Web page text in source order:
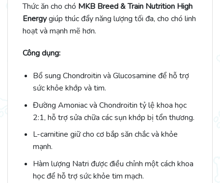
Thức ăn cho chó MKB Breed & Train Nutrition High
Energygiúp thúc đẩy năng lượng tối đa, cho chó linh
hoạt và mạnh mẽ hơn.
Công dụng:
Bổ sung Chondroitin và Glucosamine để hỗ trợ
sức khỏe khớp và tim.
Đường Amoniac và Chondroitin tỷ lệ khoa học
2:1, hỗ trợ sửa chữa các sụn khớp bị tổn thương.
L-carnitine giữ cho cơ bắp săn chắc và khỏe
mạnh.
Hàm lượng Natri được điều chỉnh một cách khoa
học để hỗ trợ sức khỏe tim mạch.